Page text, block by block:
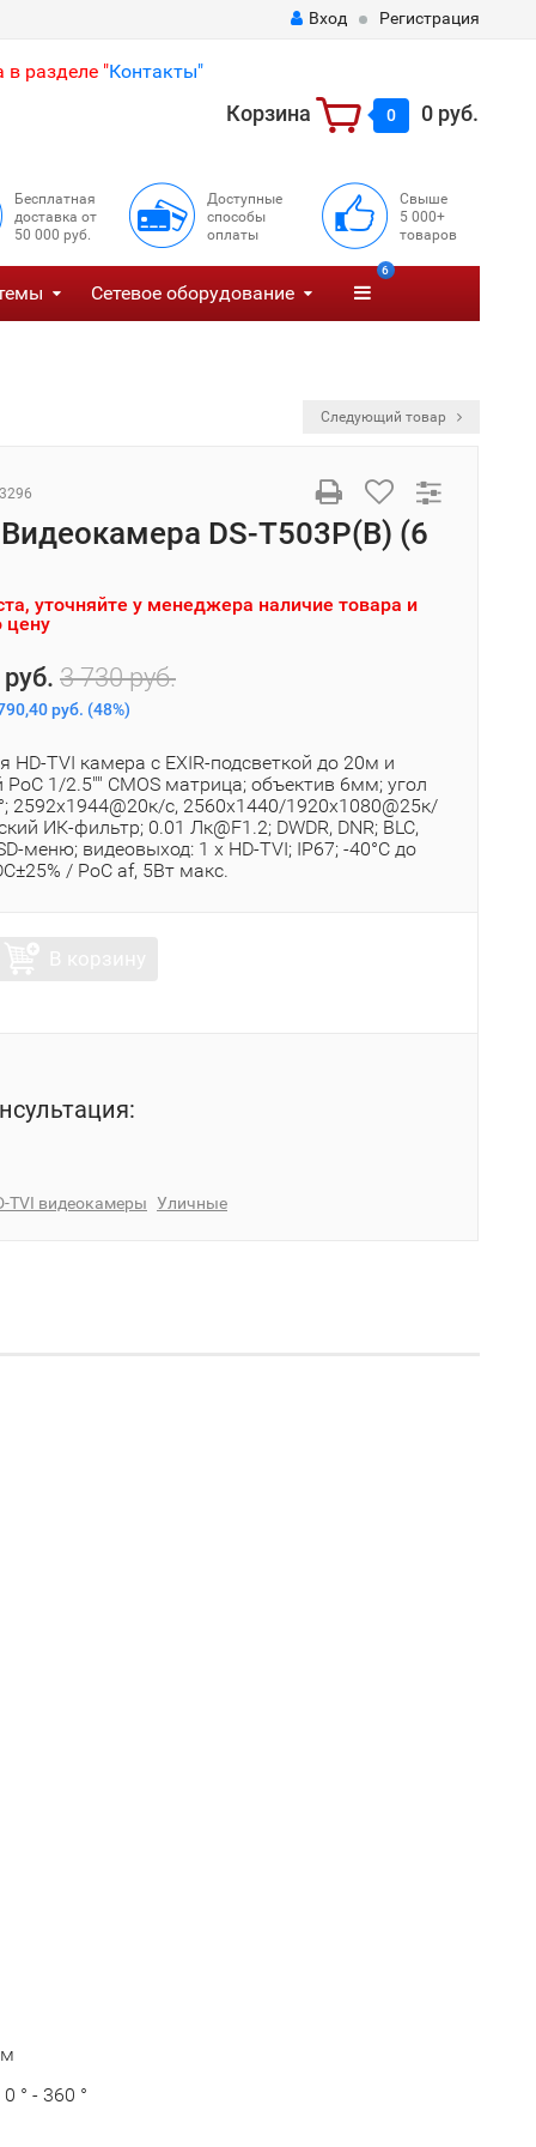
Вход Регистрация
разделе "Контакты"
Корзина 0 0 руб.
Бесплатная
доставка от
50 000 руб.
Доступные
способы
оплаты
Свыше
5 000+
товаров
Сетевое оборудование
6
Следующий товар
DS-T503P(B) (6
уточняйте у менеджера наличие товара и
цену
3 730 руб.
руб. (48%)
HD-TVI камера с EXIR-подсветкой до 20м и
PoC 1/2.5"" CMOS матрица; объектив 6мм; угол
2592x1944@20к/с, 2560x1440/1920x1080@25к/
ИК-фильтр; 0.01 Лк@F1.2; DWDR, DNR; BLC,
меню; видеовыход: 1 х HD-TVI; IP67; -40°С до
/ PoC af, 5Вт макс.
TVI видеокамеры Уличные
° - 360 °